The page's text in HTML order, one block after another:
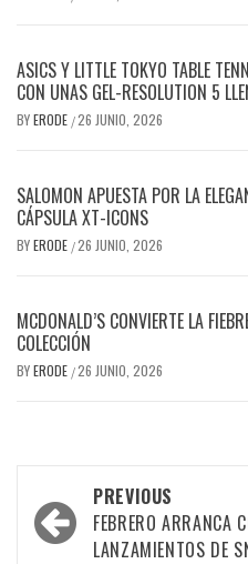
ASICS Y LITTLE TOKYO TABLE
CON UNAS GEL-RESOLUTION 5
BYERODE /26 JUNIO, 2026
SALOMON APUESTA POR LA
CÁPSULA XT-ICONS
BYERODE /26 JUNIO, 2026
MCDONALD’S CONVIERTE LA
COLECCIÓN
BYERODE /26 JUNIO, 2026
PREVIOUS
FEBRERO ARRANCA
LANZAMIENTOS DE